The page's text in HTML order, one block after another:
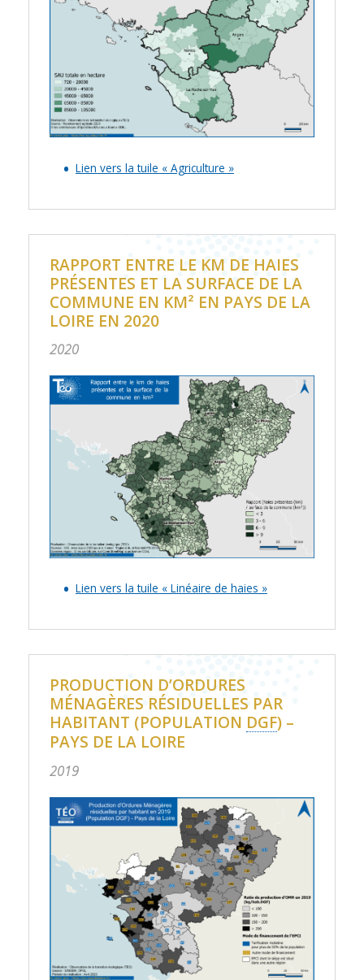
Lien vers la tuile « Agriculture »
RAPPORT ENTRE LE KM DE HAIES
PRÉSENTES ET LA SURFACE DE LA
COMMUNE EN KM² EN PAYS DE LA
LOIRE EN 2020
2020
Lien vers la tuile « Linéaire de haies »
PRODUCTION D’ORDURES
MÉNAGÈRES RÉSIDUELLES PAR
HABITANT (POPULATION DGF) –
PAYS DE LA LOIRE
2019